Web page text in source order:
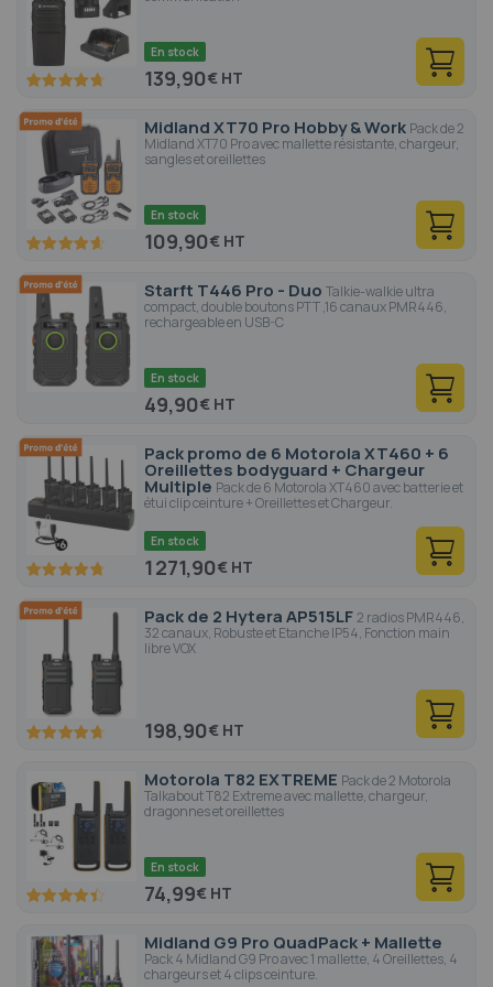
94.4100
En stock
139,90€
Midland XT70 Pro Hobby & Work Pack de 2
Midland XT70 Pro avec mallette résistante, chargeur,
sangles et oreillettes
92.8100
En stock
109,90€
Starft T446 Pro - Duo Talkie-walkie ultra
compact, double boutons PTT ,16 canaux PMR446,
rechargeable en USB-C
En stock
49,90€
Pack promo de 6 Motorola XT460 + 6
Oreillettes bodyguard + Chargeur
Multiple Pack de 6 Motorola XT460 avec batterie et
étui clip ceinture + Oreillettes et Chargeur.
94.8100
En stock
1 271,90€
Pack de 2 Hytera AP515LF2 radios PMR446,
32 canaux, Robuste et Etanche IP54, Fonction main
libre VOX
94 100 198,90€
Motorola T82 EXTREME Pack de 2 Motorola
Talkabout T82 Extreme avec mallette, chargeur,
dragonnes et oreillettes
88.2 100
En stock
74,99€
Midland G9 Pro QuadPack + Mallette
Pack 4 Midland G9 Pro avec 1 mallette, 4 Oreillettes, 4
chargeurs et 4 clips ceinture.